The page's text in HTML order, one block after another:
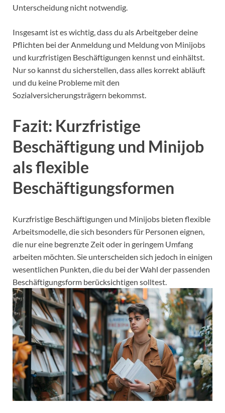
Unterscheidung nicht notwendig.
Insgesamt ist es wichtig, dass du als Arbeitgeber deine
Pflichten bei der Anmeldung und Meldung von Minijobs
und kurzfristigen Beschäftigungen kennst und einhältst.
Nur so kannst du sicherstellen, dass alles korrekt abläuft
und du keine Probleme mit den
Sozialversicherungsträgern bekommst.
Fazit: Kurzfristige
Beschäftigung und Minijob
als flexible
Beschäftigungsformen
Kurzfristige Beschäftigungen und Minijobs bieten flexible
Arbeitsmodelle, die sich besonders für Personen eignen,
die nur eine begrenzte Zeit oder in geringem Umfang
arbeiten möchten. Sie unterscheiden sich jedoch in einigen
wesentlichen Punkten, die du bei der Wahl der passenden
Beschäftigungsform berücksichtigen solltest.